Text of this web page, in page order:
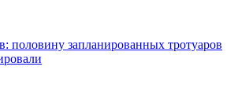
половину запланированных тротуаров